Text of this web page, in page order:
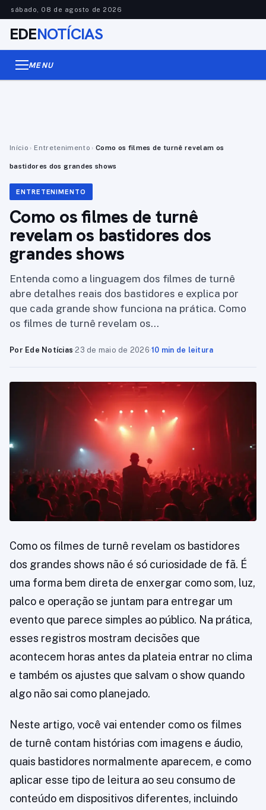
sábado, 08 de agosto de 2026
EDENOTÍCIAS
MENU
Início › Entretenimento › Como os filmes de turnê revelam os
bastidores dos grandes shows
ENTRETENIMENTO
Como os filmes de turnê
revelam os bastidores dos
grandes shows
Entenda como a linguagem dos filmes de turnê
abre detalhes reais dos bastidores e explica por
que cada grande show funciona na prática. Como
os filmes de turnê revelam os…
Por Ede Notícias·23 de maio de 2026·10 min de leitura
Como os filmes de turnê revelam os bastidores
dos grandes shows não é só curiosidade de fã. É
uma forma bem direta de enxergar como som, luz,
palco e operação se juntam para entregar um
evento que parece simples ao público. Na prática,
esses registros mostram decisões que
acontecem horas antes da plateia entrar no clima
e também os ajustes que salvam o show quando
algo não sai como planejado.
Neste artigo, você vai entender como os filmes
de turnê contam histórias com imagens e áudio,
quais bastidores normalmente aparecem, e como
aplicar esse tipo de leitura ao seu consumo de
conteúdo em dispositivos diferentes, incluindo